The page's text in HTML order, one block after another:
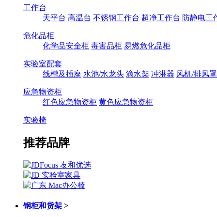
工作台
天平台 高温台 不锈钢工作台 超净工作台 防静电工
危化品柜
化学品安全柜 毒害品柜 易燃危化品柜
实验室配套
线槽及插座 水池/水龙头 滴水架 冲淋器 风机/排风罩
应急物资柜
红色应急物资柜 黄色应急物资柜
实验椅
推荐品牌
钢柜和货架 >